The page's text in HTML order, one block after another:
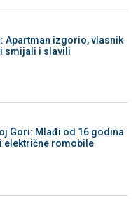
Apartman izgorio, vlasnik
smijali i slavili
Gori: Mlađi od 16 godina
električne romobile